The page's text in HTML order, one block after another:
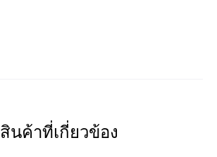
สินค้าที่เกี่ยวข้อง